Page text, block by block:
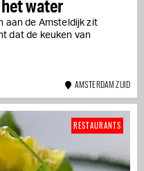
water
aan de Amsteldijk zit
dat de keuken van
AMSTERDAM ZUID
RESTAURANTS